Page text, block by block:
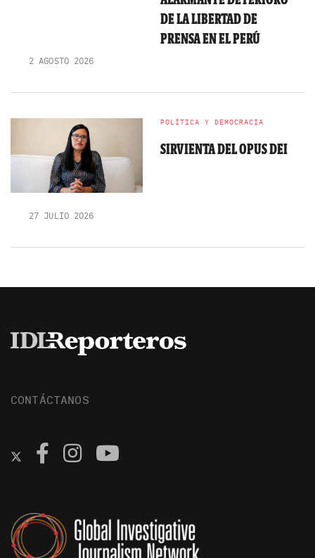
DE LA LIBERTAD DE
PRENSA EN EL PERÚ
2 AGOSTO 2026
POLÍTICA Y DEMOCRACIA
SIRVIENTA DEL OPUS DEI
27 JULIO 2026
CONTÁCTANOS